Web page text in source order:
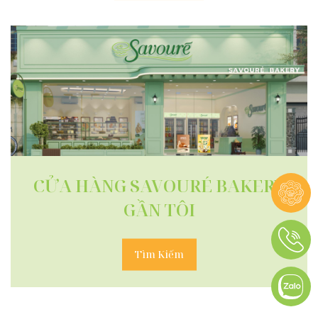
CỬA HÀNG SAVOURÉ BAKERY
GẦN TÔI
Tìm Kiếm